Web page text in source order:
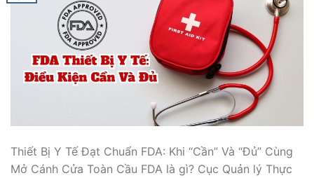
Thiết Bị Y Tế Đạt Chuẩn FDA: Khi “Cần” Và “Đủ” Cùng
Mở Cánh Cửa Toàn Cầu FDA là gì? Cục Quản lý Thực